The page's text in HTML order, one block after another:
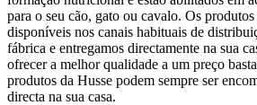
para o seu cão, gato ou cavalo. Os
disponíveis nos canais habituais de
fábrica e entregamos directamente na sua
ofrecer a melhor qualidade a um preço
produtos da Husse podem sempre ser
directa na sua casa.